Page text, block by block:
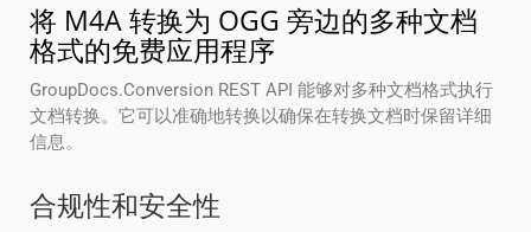
将 M4A 转换为 OGG 旁边的多种文档
格式的免费应用程序
GroupDocs.Conversion REST API 能够对多种文档格式执行
文档转换。它可以准确地转换以确保在转换文档时保留详细
信息。
合规性和安全性